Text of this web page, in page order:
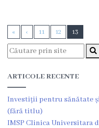
« ‹ 11 12 13
ARTICOLE RECENTE
Investiții pentru sănătate
(fără titlu)
IMSP Clinica Universitara